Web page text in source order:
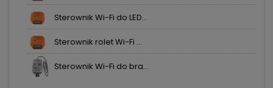
Sterownik Wi-Fi do LED...
Sterownik rolet Wi-Fi ...
Sterownik Wi-Fi do bra...